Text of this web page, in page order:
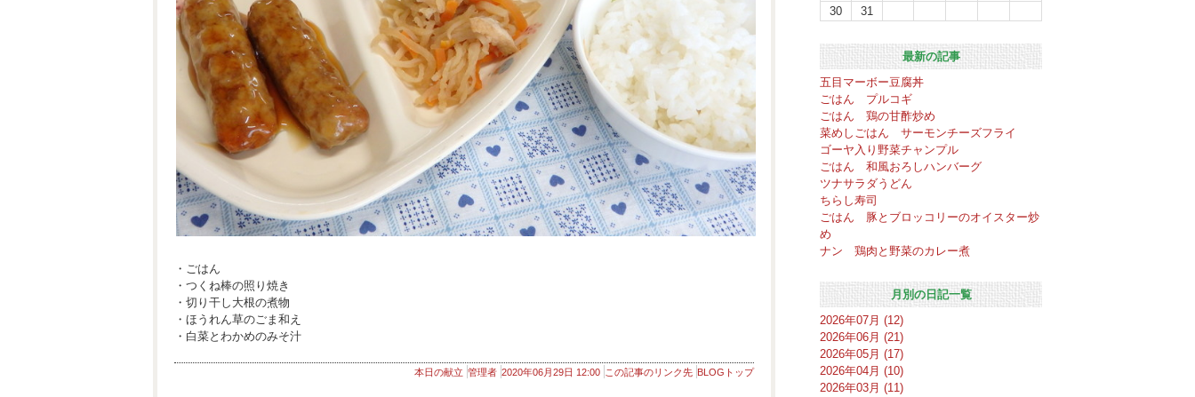
・ごはん
・つくね棒の照り焼き
・切り干し大根の煮物
・ほうれん草のごま和え
・白菜とわかめのみそ汁
本日の献立 管理者 2020年06月29日 12:00 この記事のリンク先 BLOGトップ
30
31
最新の記事
五目マーボー豆腐丼
ごはん プルコギ
ごはん 鶏の甘酢炒め
菜めしごはん サーモンチーズフライ
ゴーヤ入り野菜チャンプル
ごはん 和風おろしハンバーグ
ツナサラダうどん
ちらし寿司
ごはん 豚とブロッコリーのオイスター炒
め
ナン 鶏肉と野菜のカレー煮
月別の日記一覧
2026年07月 (12)
2026年06月 (21)
2026年05月 (17)
2026年04月 (10)
2026年03月 (11)